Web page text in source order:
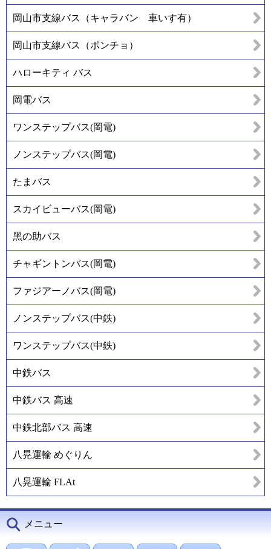
岡山市支線バス（キャラバン 車いす有）
岡山市支線バス（ポンチョ）
ハローキティ バス
岡電バス
ワンステップバス(岡電)
ノンステップバス(岡電)
たまバス
スカイビューバス(岡電)
黑の助バス
チャギントンバス(岡電)
ファジアーノバス(岡電)
ノンステップバス(中鉄)
ワンステップバス(中鉄)
中鉄バス
中鉄バス 高速
中鉄北部バス 高速
八晃運輸 めぐりん
八晃運輸 FLAt
メニュー